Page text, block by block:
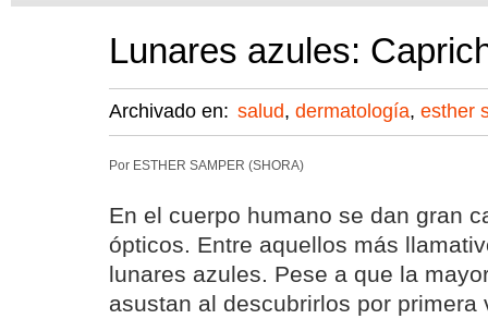
Lunares azules:
Archivado en: salud, dermatología, esther
Por ESTHER SAMPER (SHORA)
En el cuerpo humano se dan gran
ópticos. Entre aquellos más
lunares azules. Pese a que la
asustan al descubrirlos por primera